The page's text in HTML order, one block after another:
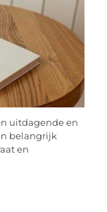
uitdagende en
belangrijk
en